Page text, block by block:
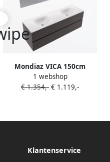
Mondiaz VICA 150cm
badmeubel onderkast Dark
Grey 2 lades. Wastafel
1 webshop
€ 1.354,- € 1.119,-
Klantenservice